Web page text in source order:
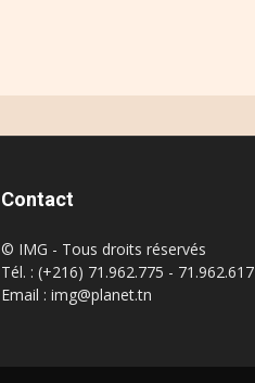
Contact
© IMG - Tous droits réservés
Tél. : (+216) 71.962.775 - 71.962.617
Email : img@planet.tn